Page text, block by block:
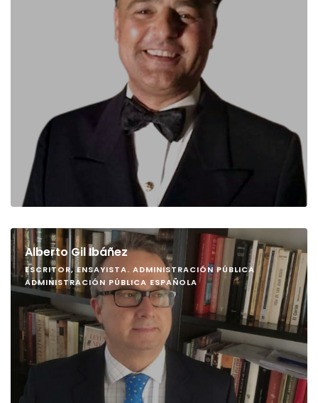
Alberto Gil Ibáñez
ESCRITOR, ENSAYISTA. ADMINISTRACIÓN PÚBLICA
ADMINISTRACIÓN PÚBLICA ESPAÑOLA